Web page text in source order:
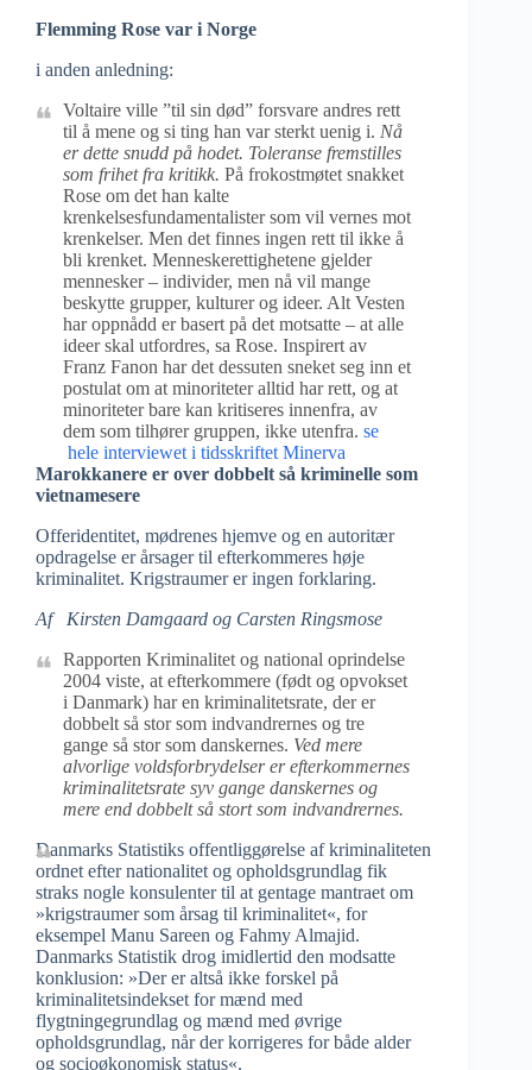
Flemming Rose var i Norge
i anden anledning:
Voltaire ville ”til sin død” forsvare andres rett
til å mene og si ting han var sterkt uenig i. Nå
er dette snudd på hodet. Toleranse fremstilles
som frihet fra kritikk. På frokostmøtet snakket
Rose om det han kalte
krenkelsesfundamentalister som vil vernes mot
krenkelser. Men det finnes ingen rett til ikke å
bli krenket. Menneskerettighetene gjelder
mennesker – individer, men nå vil mange
beskytte grupper, kulturer og ideer. Alt Vesten
har oppnådd er basert på det motsatte – at alle
ideer skal utfordres, sa Rose. Inspirert av
Franz Fanon har det dessuten sneket seg inn et
postulat om at minoriteter alltid har rett, og at
minoriteter bare kan kritiseres innenfra, av
dem som tilhører gruppen, ikke utenfra. se
hele interviewet i tidsskriftet Minerva
Marokkanere er over dobbelt så kriminelle som
vietnamesere
Offeridentitet, mødrenes hjemve og en autoritær
opdragelse er årsager til efterkommeres høje
kriminalitet. Krigstraumer er ingen forklaring.
Af Kirsten Damgaard og Carsten Ringsmose
Rapporten Kriminalitet og national oprindelse
2004 viste, at efterkommere (født og opvokset
i Danmark) har en kriminalitetsrate, der er
dobbelt så stor som indvandrernes og tre
gange så stor som danskernes. Ved mere
alvorlige voldsforbrydelser er efterkommernes
kriminalitetsrate syv gange danskernes og
mere end dobbelt så stort som indvandrernes.
Danmarks Statistiks offentliggørelse af kriminaliteten
ordnet efter nationalitet og opholdsgrundlag fik
straks nogle konsulenter til at gentage mantraet om
»krigstraumer som årsag til kriminalitet«, for
eksempel Manu Sareen og Fahmy Almajid.
Danmarks Statistik drog imidlertid den modsatte
konklusion: »Der er altså ikke forskel på
kriminalitetsindekset for mænd med
flygtningegrundlag og mænd med øvrige
opholdsgrundlag, når der korrigeres for både alder
og socioøkonomisk status«.